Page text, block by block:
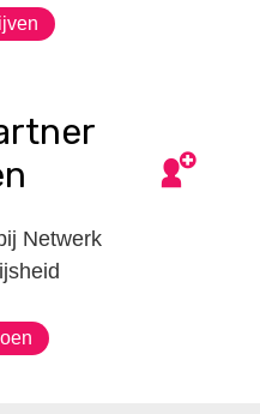
Netwerk